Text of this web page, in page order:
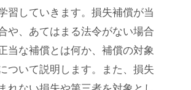
習していきます。 損失補償が当
や、あてはまる法令がない場合
当な補償とは何か、補償の対象
ついて説明します。
また、損失